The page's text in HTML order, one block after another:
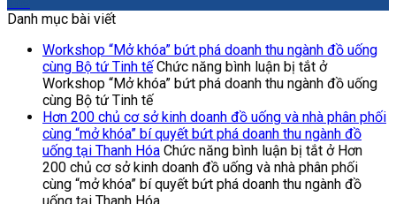
Danh mục bài viết
Workshop “Mở khóa” bứt phá doanh thu ngành đồ uống
cùng Bộ tứ Tinh tế Chức năng bình luận bị tắt ở
Workshop “Mở khóa” bứt phá doanh thu ngành đồ uống
cùng Bộ tứ Tinh tế
Hơn 200 chủ cơ sở kinh doanh đồ uống và nhà phân phối
cùng “mở khóa” bí quyết bứt phá doanh thu ngành đồ
uống tại Thanh Hóa Chức năng bình luận bị tắt ở Hơn
200 chủ cơ sở kinh doanh đồ uống và nhà phân phối
cùng “mở khóa” bí quyết bứt phá doanh thu ngành đồ